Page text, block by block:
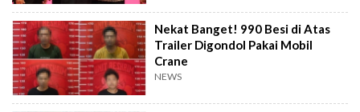
Nekat Banget! 990 Besi di Atas
Trailer Digondol Pakai Mobil
Crane
NEWS